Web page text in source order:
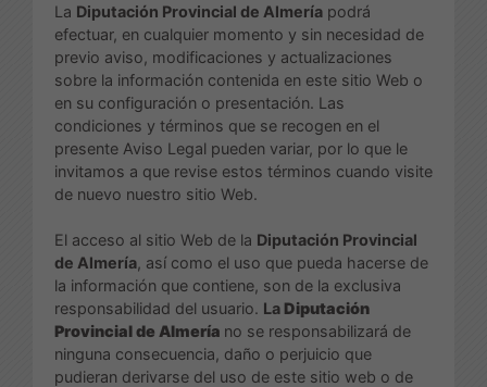
La Diputación Provincial de Almería podrá
efectuar, en cualquier momento y sin necesidad de
previo aviso, modificaciones y actualizaciones
sobre la información contenida en este sitio Web o
en su configuración o presentación. Las
condiciones y términos que se recogen en el
presente Aviso Legal pueden variar, por lo que le
invitamos a que revise estos términos cuando visite
de nuevo nuestro sitio Web.
El acceso al sitio Web de la Diputación Provincial
de Almería, así como el uso que pueda hacerse de
la información que contiene, son de la exclusiva
responsabilidad del usuario. La Diputación
Provincial de Almería no se responsabilizará de
ninguna consecuencia, daño o perjuicio que
pudieran derivarse del uso de este sitio web o de